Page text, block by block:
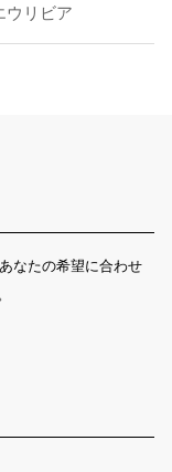
ウリビア
なたの希望に合わせ